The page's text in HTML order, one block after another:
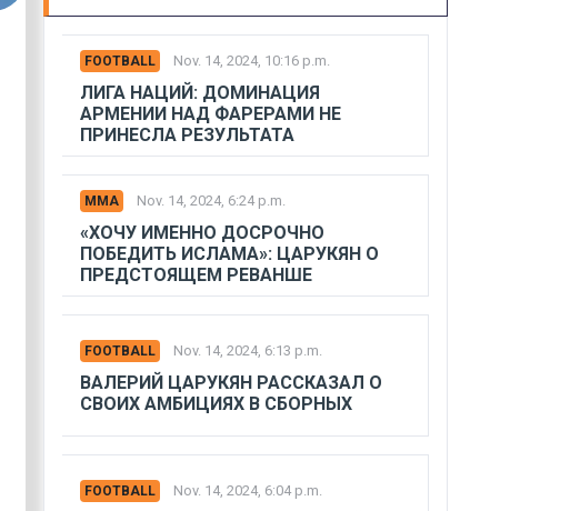
FOOTBALL Nov. 14, 2024, 10:16 p.m.
ЛИГА НАЦИЙ: ДОМИНАЦИЯ
АРМЕНИИ НАД ФАРЕРАМИ НЕ
ПРИНЕСЛА РЕЗУЛЬТАТА
MMA Nov. 14, 2024, 6:24 p.m.
«ХОЧУ ИМЕННО ДОСРОЧНО
ПОБЕДИТЬ ИСЛАМА»: ЦАРУКЯН О
ПРЕДСТОЯЩЕМ РЕВАНШЕ
FOOTBALL Nov. 14, 2024, 6:13 p.m.
ВАЛЕРИЙ ЦАРУКЯН РАССКАЗАЛ О
СВОИХ АМБИЦИЯХ В СБОРНЫХ
FOOTBALL Nov. 14, 2024, 6:04 p.m.